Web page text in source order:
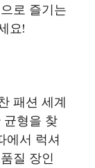
로 즐기는
요!
패션 세계
균형을 찾
에서 럭셔
질 장인